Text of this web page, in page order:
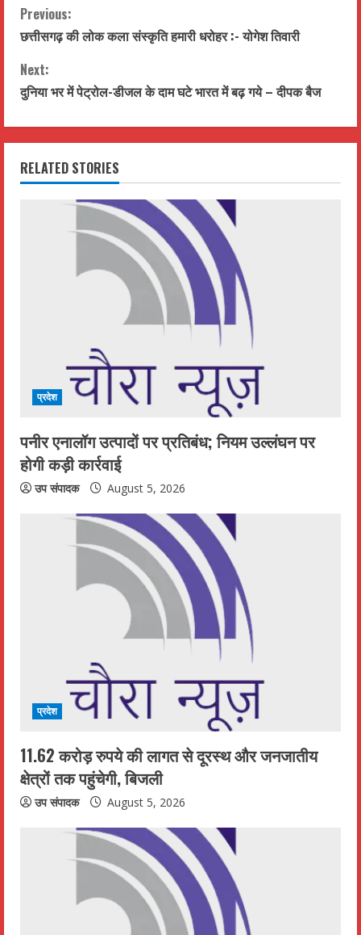
C
o
n
t
i
n
n
g
Previous:
छत्तीसगढ़ की लोक कला संस्कृति हमारी धरोहर :- योगेश तिवारी
Next:
दुनिया भर में पेट्रोल-डीजल के दाम घटे भारत में बढ़ गये – दीपक बैज
RELATED STORIES
प्रदेश
पनीर एनालॉग उत्पादों पर प्रतिबंध; नियम उल्लंघन पर
होगी कड़ी कार्रवाई
उप संपादक August 5, 2026
प्रदेश
11.62 करोड़ रुपये की लागत से दूरस्थ और जनजातीय
क्षेत्रों तक पहुंचेगी, बिजली
उप संपादक August 5, 2026